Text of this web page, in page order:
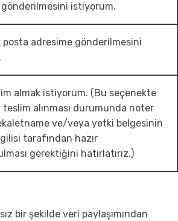
istiyorum.
posta adresime gönderilmesini
almak istiyorum. (Bu seçenekte
alınması durumunda noter
ve/veya yetki belgesinin
tarafından hazır
gerektiğini hatırlatırız.)
bir şekilde veri paylaşımından